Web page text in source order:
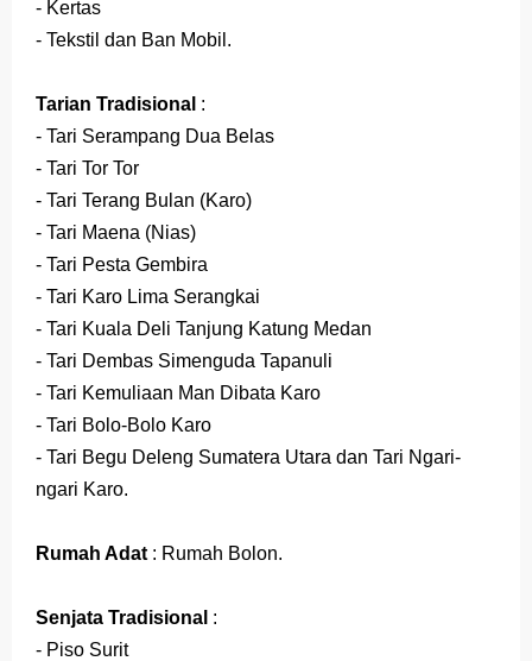
- Kertas
- Tekstil dan Ban Mobil.
Tarian Tradisional :
- Tari Serampang Dua Belas
- Tari Tor Tor
- Tari Terang Bulan (Karo)
- Tari Maena (Nias)
- Tari Pesta Gembira
- Tari Karo Lima Serangkai
- Tari Kuala Deli Tanjung Katung Medan
- Tari Dembas Simenguda Tapanuli
- Tari Kemuliaan Man Dibata Karo
- Tari Bolo-Bolo Karo
- Tari Begu Deleng Sumatera Utara dan Tari Ngari-
ngari Karo.
Rumah Adat : Rumah Bolon.
Senjata Tradisional :
- Piso Surit